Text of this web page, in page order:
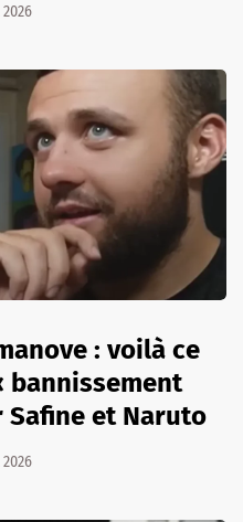
: voilà ce
bannissement
et Naruto